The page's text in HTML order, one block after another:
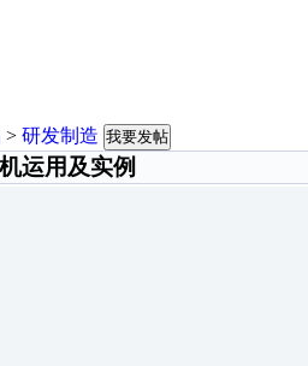
> 研发制造 我要发帖
运用及实例